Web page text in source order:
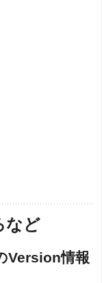
など
Version情報